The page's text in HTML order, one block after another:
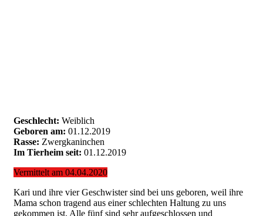
Geschlecht: Weiblich
Geboren am: 01.12.2019
Rasse: Zwergkaninchen
Im Tierheim seit: 01.12.2019
Vermittelt am 04.04.2020
Kari und ihre vier Geschwister sind bei uns geboren, weil ihre
Mama schon tragend aus einer schlechten Haltung zu uns
gekommen ist. Alle fünf sind sehr aufgeschlossen und